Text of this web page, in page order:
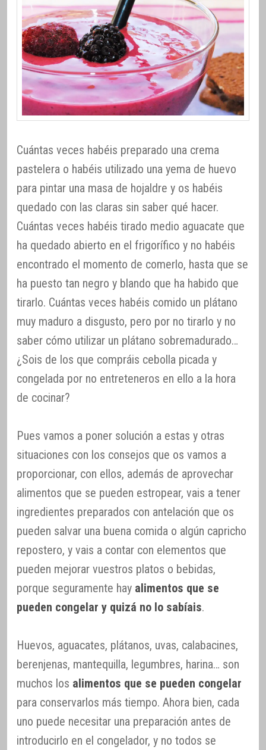
Cuántas veces habéis preparado una crema
pastelera o habéis utilizado una yema de huevo
para pintar una masa de hojaldre y os habéis
quedado con las claras sin saber qué hacer.
Cuántas veces habéis tirado medio aguacate que
ha quedado abierto en el frigorífico y no habéis
encontrado el momento de comerlo, hasta que se
ha puesto tan negro y blando que ha habido que
tirarlo. Cuántas veces habéis comido un plátano
muy maduro a disgusto, pero por no tirarlo y no
saber cómo utilizar un plátano sobremadurado…
¿Sois de los que compráis cebolla picada y
congelada por no entreteneros en ello a la hora
de cocinar?
Pues vamos a poner solución a estas y otras
situaciones con los consejos que os vamos a
proporcionar, con ellos, además de aprovechar
alimentos que se pueden estropear, vais a tener
ingredientes preparados con antelación que os
pueden salvar una buena comida o algún capricho
repostero, y vais a contar con elementos que
pueden mejorar vuestros platos o bebidas,
porque seguramente hay alimentos que se
pueden congelar y quizá no lo sabíais.
Huevos, aguacates, plátanos, uvas, calabacines,
berenjenas, mantequilla, legumbres, harina… son
muchos los alimentos que se pueden congelar
para conservarlos más tiempo. Ahora bien, cada
uno puede necesitar una preparación antes de
introducirlo en el congelador, y no todos se